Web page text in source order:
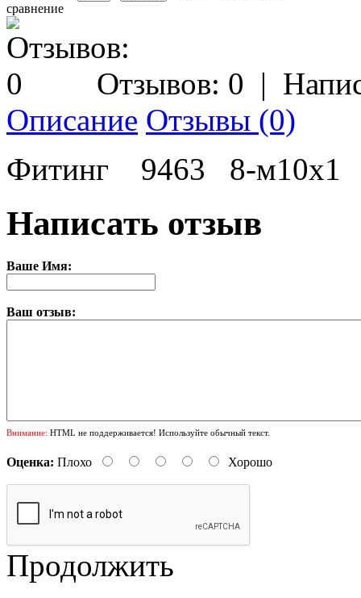
сравнение
Отзывов: 0 |
Описание Отзывы (0)
Фитинг 9463 8-м10х1
Написать отзыв
Ваше Имя:
Ваш отзыв:
Внимание: HTML не поддерживается! Используйте обычный текст.
Оценка: Плохо Хорошо
Продолжить